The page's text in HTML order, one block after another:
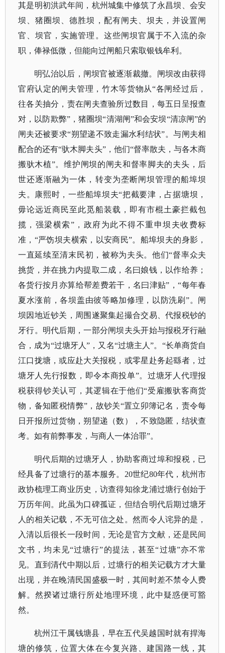
其是明初洪武年间，杭州城集中修筑了永昌坝、会安
坝、猪圈坝、德胜坝，配有闸夫、坝夫，并设置闸
官、坝官，实施管理。这些闸坝官属于不入流的杂
职，俸禄低微，但能向过闸船只索取银钱牟利。
明弘治以后，闸坝官被逐渐裁撤。闸坝改由获得
官府认定的闸夫管理，竹木等货物从“各闸经过后，
往各关抽分，责在闸夫查验所过数目，每五日呈报查
对，以防欺弊”，猪圈坝“清湖闸”和会安坝“清凉闸”的
闸夫还被要求“朔望递不致走漏水利结状”。与闸夫相
配合的还有“驮木脚夫头”，他们“督率散夫，与各木商
搬驮木植”。维护闸坝的闸夫和督率脚夫的夫头，后
世还逐渐融为一体，转变为垄断闸坝管理的船埠坝
夫。康熙时，一些船埠坝夫“把截要津，占据塘坝，
毋论远近商民至此觅船装载，即有市棍土豪拦截包
揽，强梁横索”，政府为此不得不重申坝夫收费标
准，“严饬坝夫横索，以安商民”。船埠坝夫的身影，
一直延续至清末民初，被称为夫头。他们“督率众夫
挑货，并在挑力内提取二成，名曰娘钱，以作给养；
各货行按月亦算给帮差费若干，名曰津贴”，“每年春
夏水涨前，各坝盖由彼等略加修理，以防洗刷”。闸
坝因地近钞关，周围遂聚集起撮合交易、代报税钞的
牙行。明代后期，一部分闸坝夫头开始与报税牙行融
合，成为“过塘牙人”，又名“过塘主人”。“长单商货自
江口拢塘，或应赴大关报税，或零星赴务起繇者，过
塘牙人先行报数，即令本商投单”。过塘牙人代理报
税获得钞关认可，其逻辑在于他们“受雇搬驮客商货
物，备知匿税情弊”，故钞关“置立卯簿记名，责令每
日开报所过货物，朔望递（数），不致隐匿，结状查
考。如有前弊事发，与商人一体治罪”。
明代后期的过塘牙人，协助客商过埠和报税，已
经具备了过塘行的基本服务。 20世纪80年代，杭州市
政协梳理工商业历史，访查得知徐龙浦过塘行创始于
万历年间。此虽为口碑孤证，但结合明代后期过塘牙
人的相关记载，不无可信之处。然而令人诧异的是，
入清以后很长一段时间，无论是官方文献，还是民间
文书，均未见“过塘行”的提法，甚至“过塘”亦不常
见。直到清代中期以后，过塘行的相关记载方才大量
出现，并在晚清民国盛极一时，其间时差不禁令人费
解。然揆诸过塘行所处地理环境，此中疑惑便可豁
然。
杭州江干属钱塘县，早在五代吴越国时就有捍海
塘的修筑，位置大体在今复兴路、建国路一线，其